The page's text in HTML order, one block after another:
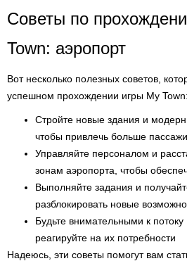
Советы по
Town: аэропорт
Вот несколько полезных советов,
успешном прохождении игры My
Стройте новые здания и
чтобы привлечь больше
Управляйте персоналом и
зонам аэропорта, чтобы
Выполняйте задания и
разблокировать новые
Будьте внимательными к
реагируйте на их потребности
Надеюсь, эти советы помогут вам